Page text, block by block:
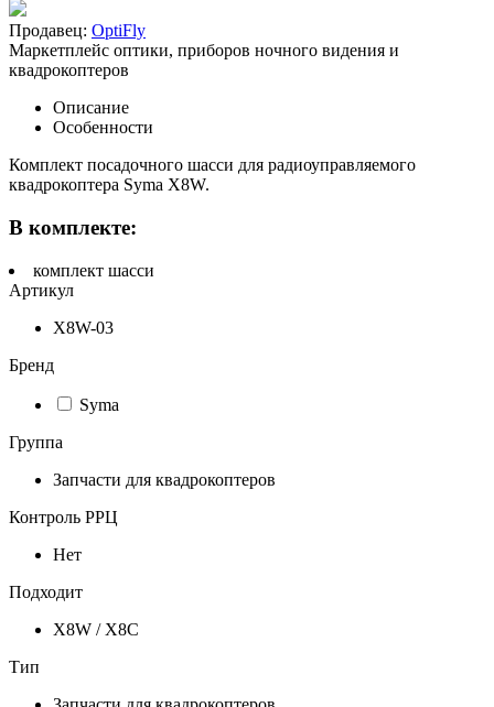
Продавец: OptiFly
Маркетплейс оптики, приборов ночного видения и
квадрокоптеров
Описание
Особенности
Комплект посадочного шасси для радиоуправляемого
квадрокоптера Syma X8W.
В комплекте:
комплект шасси
Артикул
X8W-03
Бренд
Syma
Группа
Запчасти для квадрокоптеров
Контроль РРЦ
Нет
Подходит
X8W / X8C
Тип